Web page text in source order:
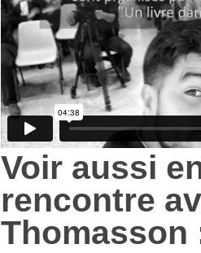
Voir aussi
rencontre
Thomasson